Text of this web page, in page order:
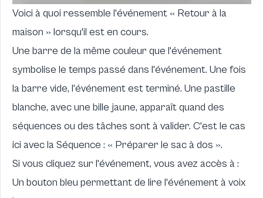
Voici à quoi ressemble l'événement « Retour à la
maison » lorsqu'il est en cours.
Une barre de la même couleur que l'événement
symbolise le temps passé dans l'événement. Une fois
la barre vide, l'événement est terminé. Une pastille
blanche, avec une bille jaune, apparaît quand des
séquences ou des tâches sont à valider. C'est le cas
ici avec la Séquence : « Préparer le sac à dos ».
Si vous cliquez sur l'événement, vous avez accès à :
Un bouton bleu permettant de lire l'événement à voix